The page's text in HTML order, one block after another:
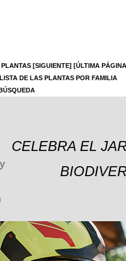
[SIGUIENTE] [ÚLTIMA
LISTA DE LAS PLANTAS POR FAMILIA
CELEBRA EL